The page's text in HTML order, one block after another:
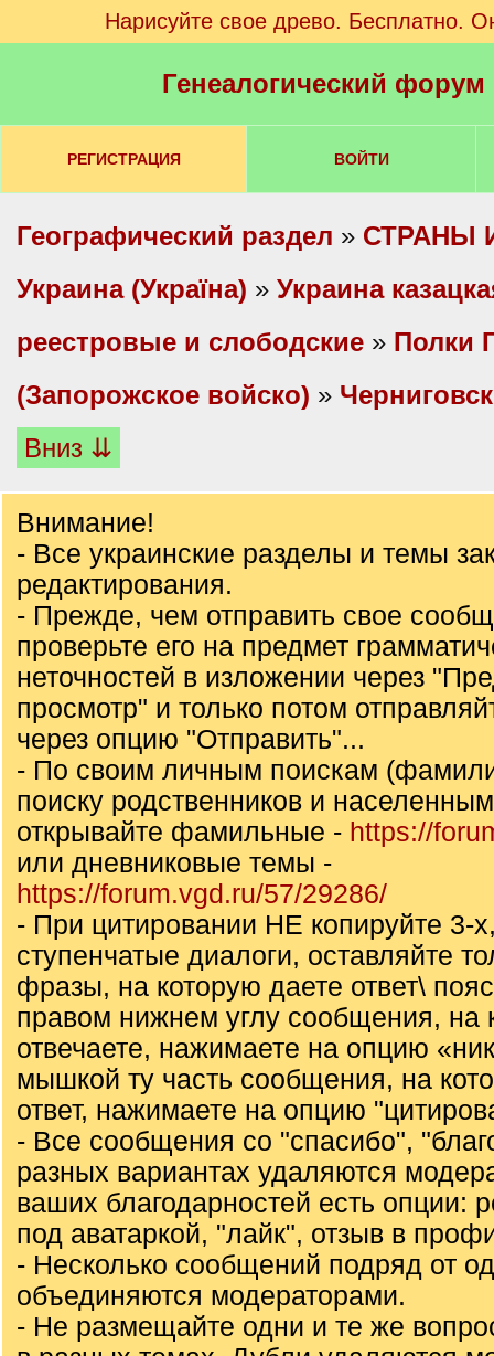
Нарисуйте свое древо. Бесплатно.
Генеалогический
РЕГИСТРАЦИЯ ВОЙТИ
Географический раздел » СТРАНЫ
Украина (Україна) » Украина
реестровые и слободские » Полки
(Запорожское войско) »
Вниз ⇊
Внимание!
- Все украинские разделы и темы
редактирования.
- Прежде, чем отправить свое
проверьте его на предмет
неточностей в изложении через
просмотр" и только потом
через опцию "Отправить"...
- По своим личным поискам
поиску родственников и
открывайте фамильные - https://
или дневниковые темы -
https://forum.vgd.ru/57/29286/
- При цитировании НЕ копируйте 3-
ступенчатые диалоги, оставляйте
фразы, на которую даете ответ\
правом нижнем углу сообщения, на
отвечаете, нажимаете на опцию
мышкой ту часть сообщения, на
ответ, нажимаете на опцию
- Все сообщения со "спасибо",
разных вариантах удаляются
ваших благодарностей есть опции:
под аватаркой, "лайк", отзыв в
- Несколько сообщений подряд от
объединяются модераторами.
- Не размещайте одни и те же